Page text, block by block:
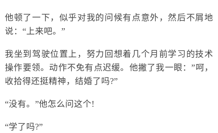
他顿了一下，似乎对我的问候有点意外，然后不屑地
说：“上来吧。”
我坐到驾驶位置上，努力回想着几个月前学习的技术
操作要领。动作不免有点迟缓。他撇了我一眼：”呵，
收拾得还挺精神，结婚了吗?”
“没有。”他怎么问这个!
“学了吗?”